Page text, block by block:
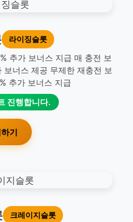
라이징슬롯
추가 보너스 지급 매 충전 보
너스 제공 무제한 재충전 보
추가 보너스 지급
진행합니다.
기
크레이지슬롯